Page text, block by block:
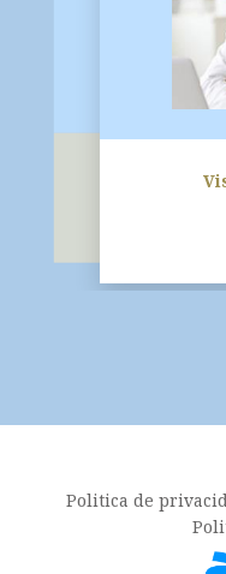
Footer menu
Politica de